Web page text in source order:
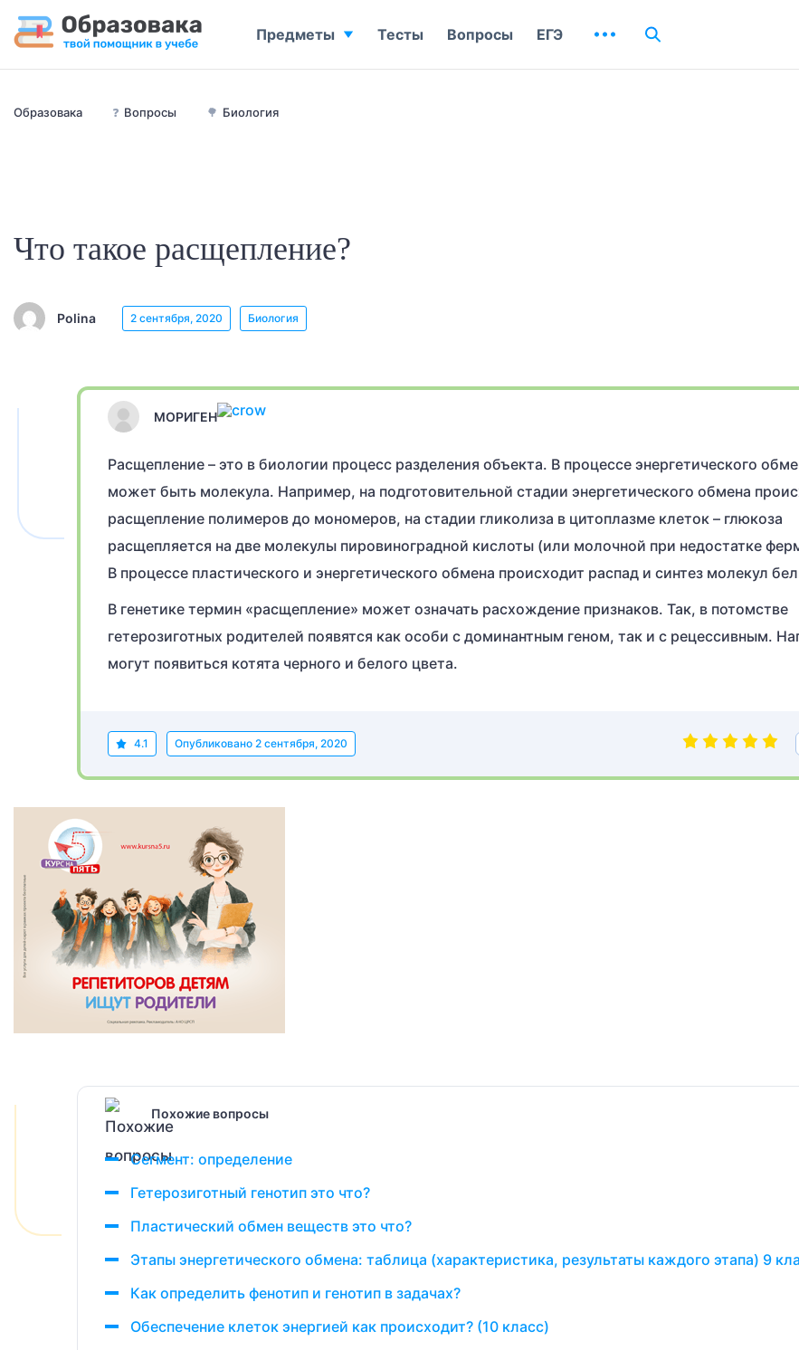
Образовака ❓ Вопросы 🌳 Биология
Что такое расщепление?
Polina 2 сентября, 2020 Биология
МОРИГЕН
Расщепление – это в биологии процесс разделения объекта. В процессе энергетического
может быть молекула. Например, на подготовительной стадии энергетического обмена
расщепление полимеров до мономеров, на стадии гликолиза в цитоплазме клеток – глюкоза
расщепляется на две молекулы пировиноградной кислоты (или молочной при недостатке
В процессе пластического и энергетического обмена происходит распад и синтез молекул
В генетике термин «расщепление» может означать расхождение признаков. Так, в потомстве
гетерозиготных родителей появятся как особи с доминантным геном, так и с рецессивным.
могут появиться котята черного и белого цвета.
4.1 Опубликовано 2 сентября, 2020
Похожие вопросы
Сегмент: определение
Гетерозиготный генотип это что?
Пластический обмен веществ это что?
Этапы энергетического обмена: таблица (характеристика, результаты каждого этапа) 9
Как определить фенотип и генотип в задачах?
Обеспечение клеток энергией как происходит? (10 класс)
Предметы Тесты Вопросы ЕГЭ